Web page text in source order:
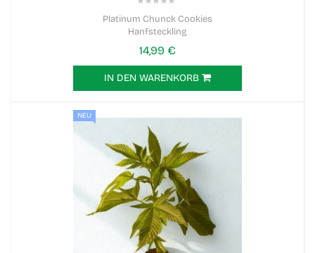
Platinum Chunck Cookies
Hanfsteckling
14,99 €
IN DEN WARENKORB
NEU